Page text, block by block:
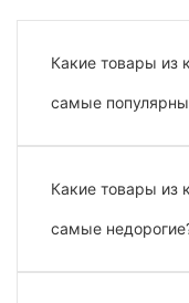
Какие товары из
самые
Какие товары из
самые